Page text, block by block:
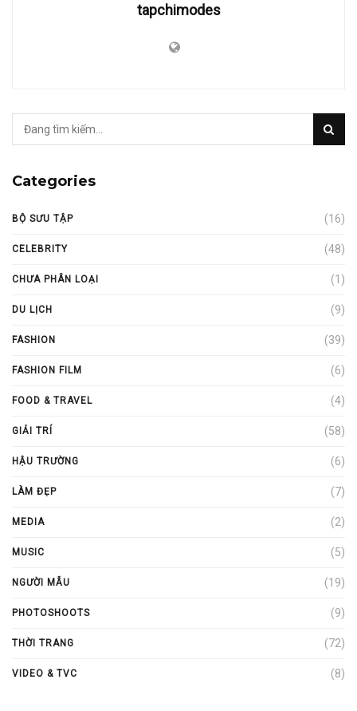
tapchimodes
Categories
BỘ SƯU TẬP (16)
CELEBRITY (48)
CHƯA PHÂN LOẠI (1)
DU LỊCH (9)
FASHION (39)
FASHION FILM (6)
FOOD & TRAVEL (4)
GIẢI TRÍ (58)
HẬU TRƯỜNG (6)
LÀM ĐẸP (7)
MEDIA (2)
MUSIC (5)
NGƯỜI MẪU (19)
PHOTOSHOOTS (9)
THỜI TRANG (72)
VIDEO & TVC (8)